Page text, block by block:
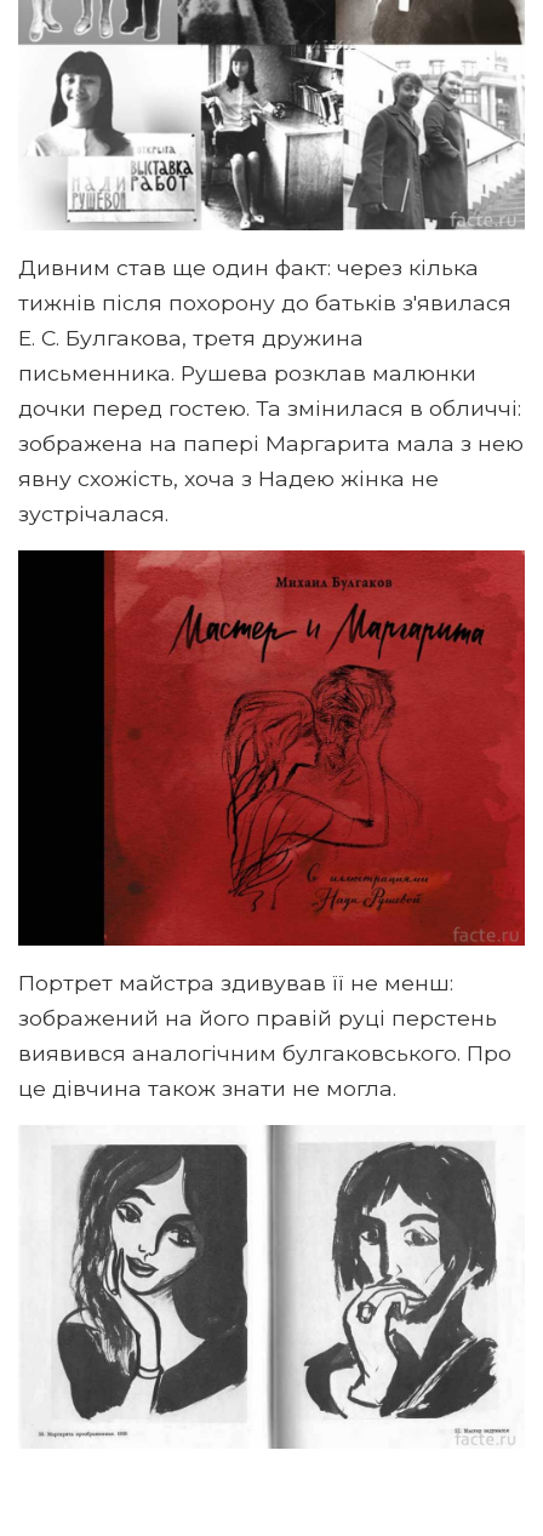
Дивним став ще один факт: через кілька
тижнів після похорону до батьків з'явилася
Е. С. Булгакова, третя дружина
письменника. Рушева розклав малюнки
дочки перед гостею. Та змінилася в обличчі:
зображена на папері Маргарита мала з нею
явну схожість, хоча з Надею жінка не
зустрічалася.
Портрет майстра здивував її не менш:
зображений на його правій руці перстень
виявився аналогічним булгаковського. Про
це дівчина також знати не могла.